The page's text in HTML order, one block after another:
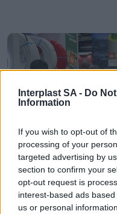
Interplast SA - Do
Information
If you wish to opt-out of
processing of your
targeted advertising by
section to confirm your
opt-out request is
interest-based ads
us or personal